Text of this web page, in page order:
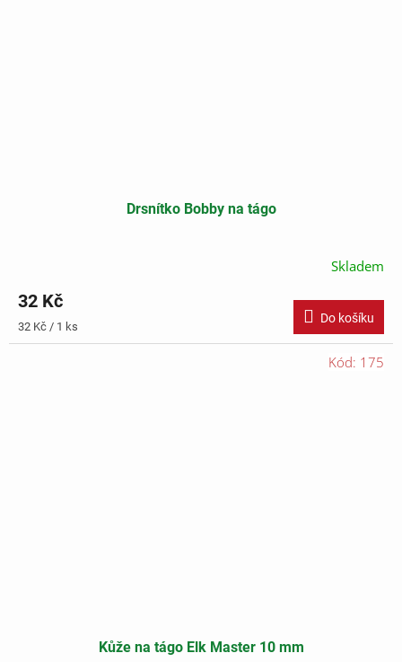
Drsnítko Bobby na tágo
Skladem
32 Kč
Měrná
cena:
32 Kč / 1 ks
Do košíku
Kůže na tágo Elk Master 10 mm
Kód: 175